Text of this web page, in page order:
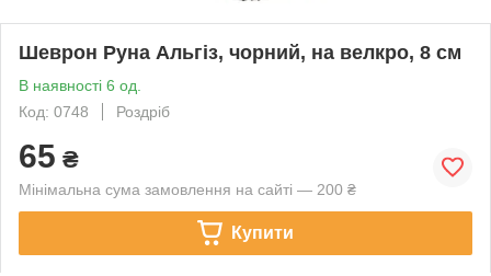
Шеврон Руна Альгіз, чорний, на велкро, 8 см
В наявності 6 од.
Код: 0748
Роздріб
65 ₴
Мінімальна сума замовлення на сайті — 200 ₴
Купити